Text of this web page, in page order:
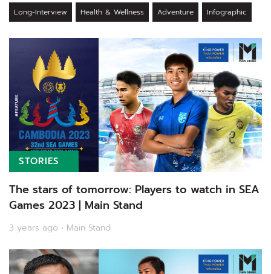
Long-Interview Health & Wellness Adventure Infographic
STORIES
The stars of tomorrow: Players to watch in SEA
Games 2023 | Main Stand
3 years ago • Main Stand